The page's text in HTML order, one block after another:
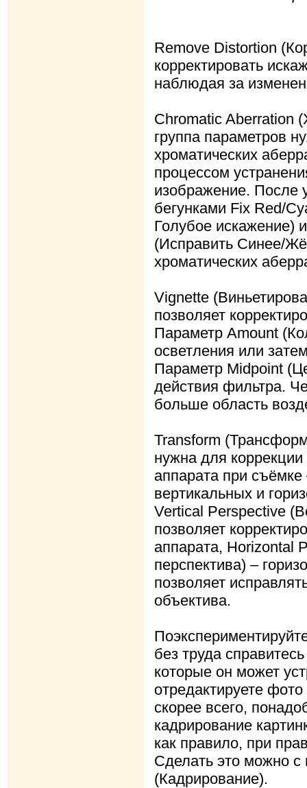
Remove Distortion
корректировать
наблюдая за
Chromatic Aberration
группа параметров
хроматических
процессом
изображение. После
бегунками Fix Red/
Голубое искажение)
(Исправить Синее/
хроматических
Vignette
позволяет
Параметр Amount
осветления или
Параметр Midpoint
действия фильтра.
больше область
Transform
нужна для
аппарата при
вертикальных и
Vertical Perspective
позволяет
аппарата, Horizontal
перспектива) –
позволяет
объектива.
без труда
которые он может
отредактируете
скорее всего,
кадрирование
как правило, при
Сделать это можно
(Кадрирование).